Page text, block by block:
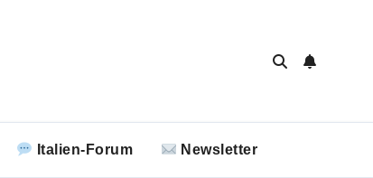
Italien-Forum Newsletter